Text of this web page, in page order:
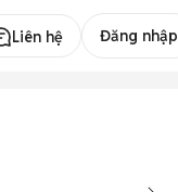
Liên hệ Đăng nhập